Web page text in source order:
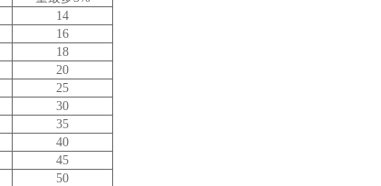
14
16
18
20
25
30
35
40
45
50